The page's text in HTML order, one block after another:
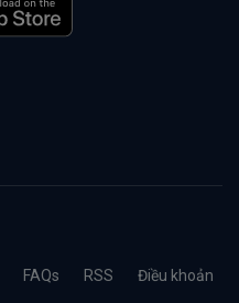
FAQs RSS Điều khoản